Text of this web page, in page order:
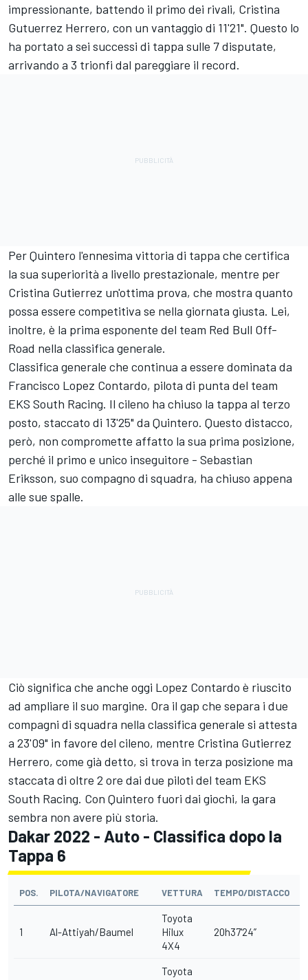
impressionante, battendo il primo dei rivali, Cristina
Gutuerrez Herrero, con un vantaggio di 11'21". Questo lo
ha portato a sei successi di tappa sulle 7 disputate,
arrivando a 3 trionfi dal pareggiare il record.
Per Quintero l'ennesima vittoria di tappa che certifica
la sua superiorità a livello prestazionale, mentre per
Cristina Gutierrez un'ottima prova, che mostra quanto
possa essere competitiva se nella giornata giusta. Lei,
inoltre, è la prima esponente del team Red Bull Off-
Road nella classifica generale.
Classifica generale che continua a essere dominata da
Francisco Lopez Contardo, pilota di punta del team
EKS South Racing. Il cileno ha chiuso la tappa al terzo
posto, staccato di 13'25" da Quintero. Questo distacco,
però, non compromette affatto la sua prima posizione,
perché il primo e unico inseguitore - Sebastian
Eriksson, suo compagno di squadra, ha chiuso appena
alle sue spalle.
Ciò significa che anche oggi Lopez Contardo è riuscito
ad ampliare il suo margine. Ora il gap che separa i due
compagni di squadra nella classifica generale si attesta
a 23'09" in favore del cileno, mentre Cristina Gutierrez
Herrero, come già detto, si trova in terza posizione ma
staccata di oltre 2 ore dai due piloti del team EKS
South Racing. Con Quintero fuori dai giochi, la gara
sembra non avere più storia.
Dakar 2022 - Auto - Classifica dopo la
Tappa 6
POS. PILOTA/NAVIGATORE VETTURA TEMPO/DISTACCO
1 Al-Attiyah/Baumel
Toyota
Hilux
4X4
20h37'24”
Toyota